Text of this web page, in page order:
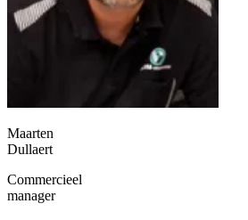
Maarten
Dullaert
Commercieel
manager